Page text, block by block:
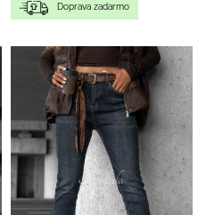
Doprava zadarmo